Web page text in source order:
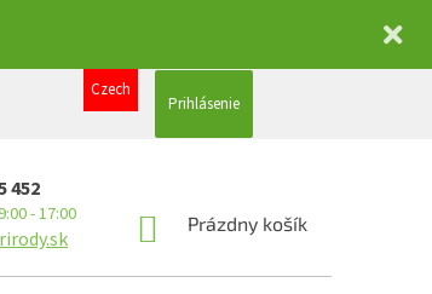
Czech
Prihlásenie
452
- 17:00
NÁKUPNÝ
Prázdny košík